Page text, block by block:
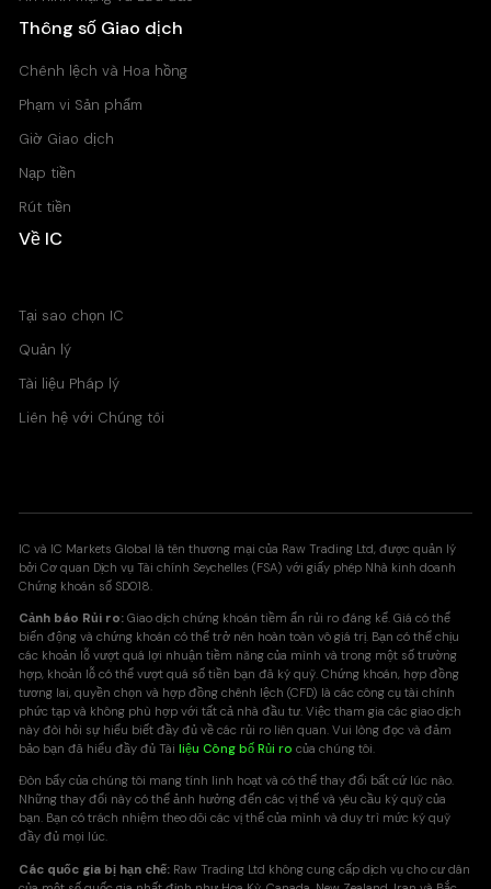
Thông số Giao dịch
Chênh lệch và Hoa hồng
Phạm vi Sản phẩm
Giờ Giao dịch
Nạp tiền
Rút tiền
Về IC
Tại sao chọn IC
Quản lý
Tài liệu Pháp lý
Liên hệ với Chúng tôi
IC và IC Markets Global là tên thương mại của Raw Trading Ltd, được quản lý
bởi Cơ quan Dịch vụ Tài chính Seychelles (FSA) với giấy phép Nhà kinh doanh
Chứng khoán số SD018.
Cảnh báo Rủi ro: Giao dịch chứng khoán tiềm ẩn rủi ro đáng kể. Giá có thể
biến động và chứng khoán có thể trở nên hoàn toàn vô giá trị. Bạn có thể chịu
các khoản lỗ vượt quá lợi nhuận tiềm năng của mình và trong một số trường
hợp, khoản lỗ có thể vượt quá số tiền bạn đã ký quỹ. Chứng khoán, hợp đồng
tương lai, quyền chọn và hợp đồng chênh lệch (CFD) là các công cụ tài chính
phức tạp và không phù hợp với tất cả nhà đầu tư. Việc tham gia các giao dịch
này đòi hỏi sự hiểu biết đầy đủ về các rủi ro liên quan. Vui lòng đọc và đảm
bảo bạn đã hiểu đầy đủ Tàiliệu Công bố Rủi ro của chúng tôi.
Đòn bẩy của chúng tôi mang tính linh hoạt và có thể thay đổi bất cứ lúc nào.
Những thay đổi này có thể ảnh hưởng đến các vị thế và yêu cầu ký quỹ của
bạn. Bạn có trách nhiệm theo dõi các vị thế của mình và duy trì mức ký quỹ
đầy đủ mọi lúc.
Các quốc gia bị hạn chế: Raw Trading Ltd không cung cấp dịch vụ cho cư dân